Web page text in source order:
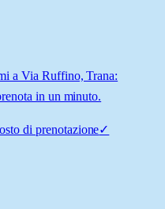
a Via Ruffino, Trana:
in un minuto.
di prenotazione✓